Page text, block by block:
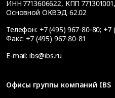
ИНН 7713606622, КПП 771301001,
Основной ОКВЭД 62.02
Телефон: +7 (495) 967-80-80; +7
Факс: +7 (495) 967-80-81
E-mail: ibs@ibs.ru
Офисы группы компаний IBS